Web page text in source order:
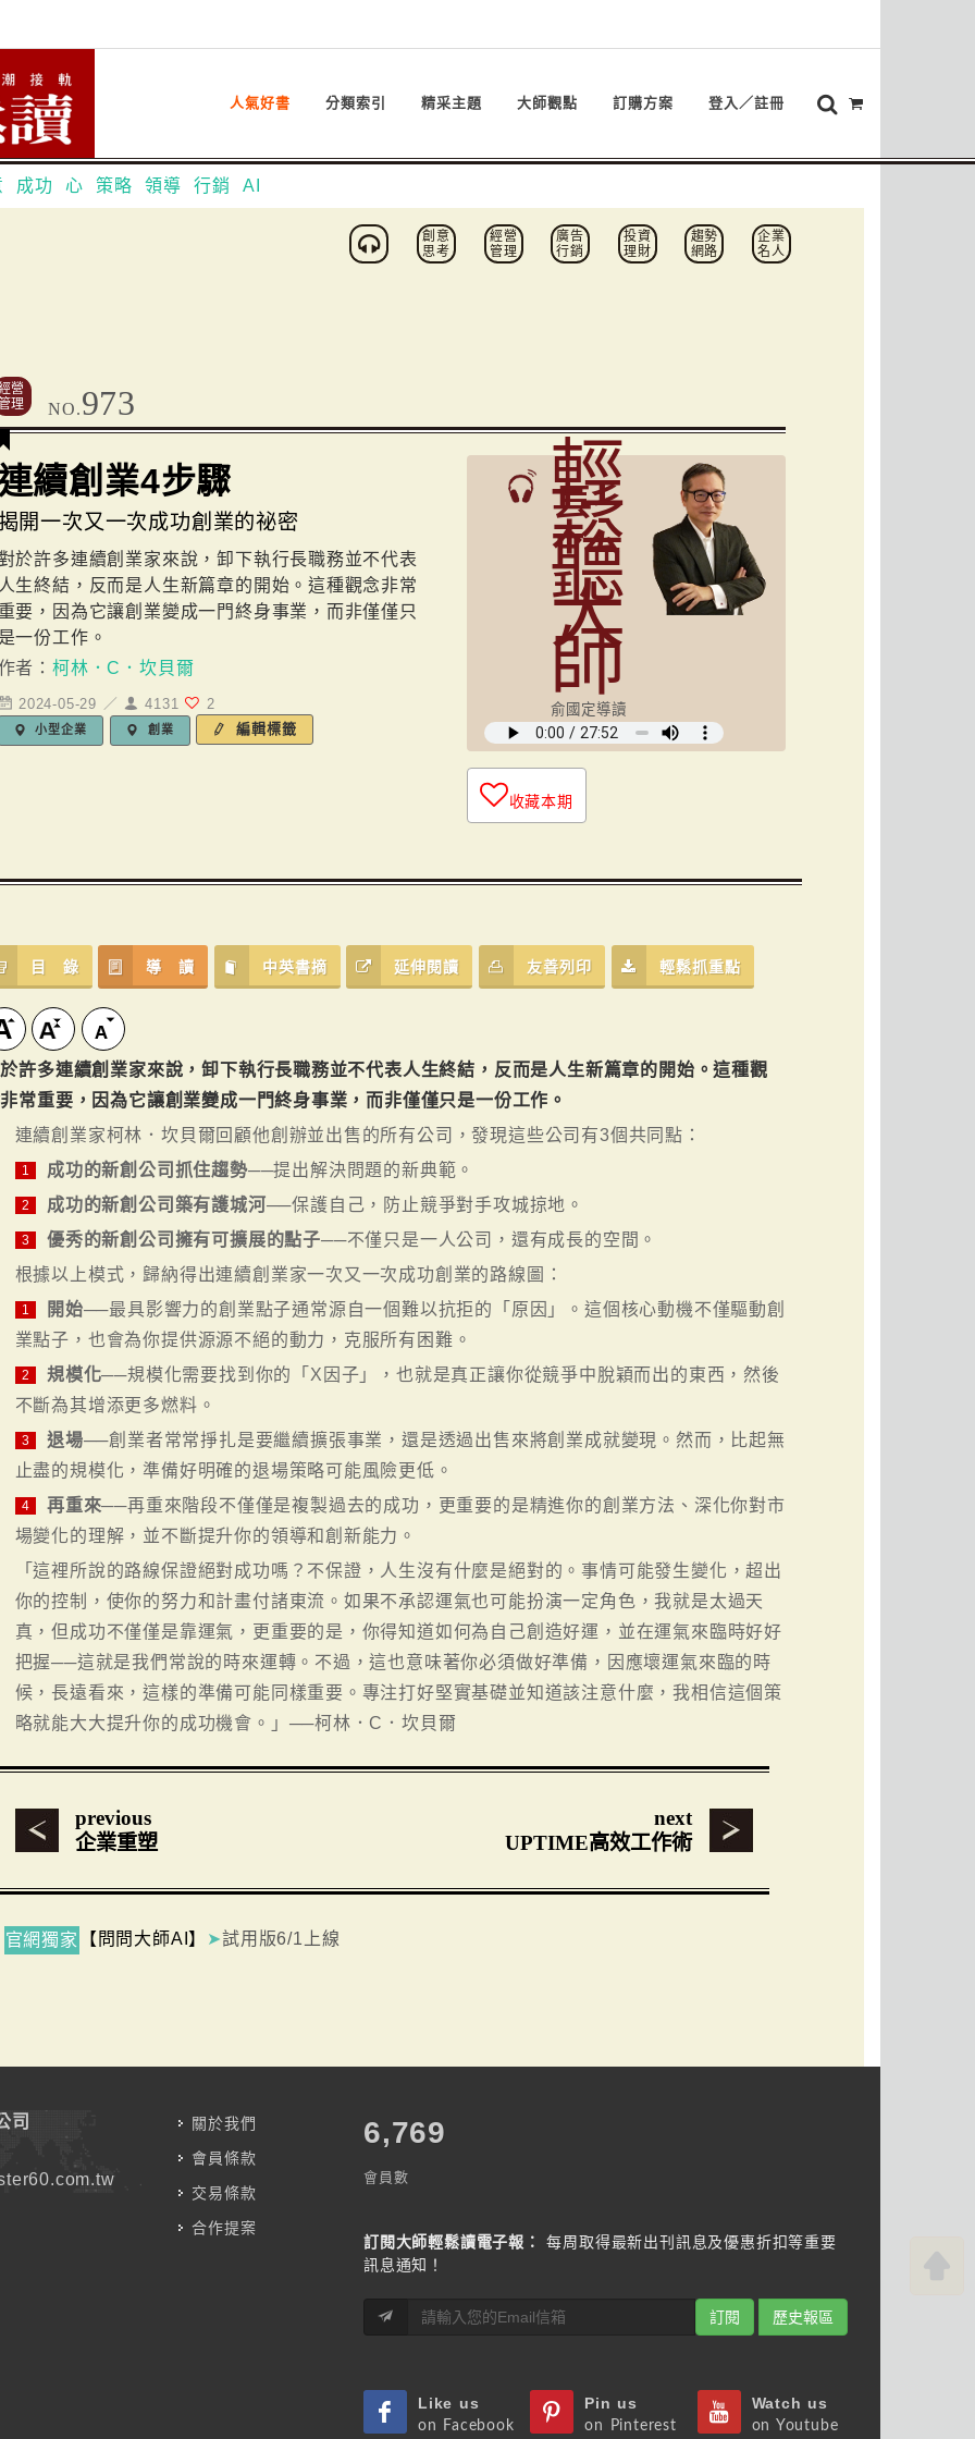
人氣好書 分類索引 精采主題 大師觀點 訂購方案 登入／註冊
成功 心 策略 領導 行銷 AI
創意
思考
經營
管理
廣告
行銷
投資
理財
趨勢
網路
企業
名人
營
理
NO.973
續創業4步驟
開一次又一次成功創業的祕密
於許多連續創業家來說，卸下執行長職務並不代表
生終結，反而是人生新篇章的開始。這種觀念非常
要，因為它讓創業變成一門終身事業，而非僅僅只
一份工作。
者： 柯林．C．坎貝爾
2024-05-29 ／ 4131 2
小型企業 創業 編輯標籤
輕
鬆
聽
大
師
俞國定導讀
收藏本期
目 錄 導 讀 中英書摘 延伸閱讀 友善列印 輕鬆抓重點
許多連續創業家來說，卸下執行長職務並不代表人生終結，反而是人生新篇章的開始。這種觀
常重要，因為它讓創業變成一門終身事業，而非僅僅只是一份工作。
連續創業家柯林．坎貝爾回顧他創辦並出售的所有公司，發現這些公司有3個共同點：
1 成功的新創公司抓住趨勢──提出解決問題的新典範。
2 成功的新創公司築有護城河──保護自己，防止競爭對手攻城掠地。
3 優秀的新創公司擁有可擴展的點子──不僅只是一人公司，還有成長的空間。
根據以上模式，歸納得出連續創業家一次又一次成功創業的路線圖：
1 開始──最具影響力的創業點子通常源自一個難以抗拒的「原因」。這個核心動機不僅驅動創
業點子，也會為你提供源源不絕的動力，克服所有困難。
2 規模化──規模化需要找到你的「X因子」，也就是真正讓你從競爭中脫穎而出的東西，然後
不斷為其增添更多燃料。
3 退場──創業者常常掙扎是要繼續擴張事業，還是透過出售來將創業成就變現。然而，比起無
止盡的規模化，準備好明確的退場策略可能風險更低。
4 再重來──再重來階段不僅僅是複製過去的成功，更重要的是精進你的創業方法、深化你對市
場變化的理解，並不斷提升你的領導和創新能力。
「這裡所說的路線保證絕對成功嗎？不保證，人生沒有什麼是絕對的。事情可能發生變化，超出
你的控制，使你的努力和計畫付諸東流。如果不承認運氣也可能扮演一定角色，我就是太過天
真，但成功不僅僅是靠運氣，更重要的是，你得知道如何為自己創造好運，並在運氣來臨時好好
把握──這就是我們常說的時來運轉。不過，這也意味著你必須做好準備，因應壞運氣來臨的時
候，長遠看來，這樣的準備可能同樣重要。專注打好堅實基礎並知道該注意什麼，我相信這個策
略就能大大提升你的成功機會。」──柯林．C．坎貝爾
previous
企業重塑
next
UPTIME高效工作術
官網獨家 【問問大師AI】 ➤試用版6/1上線
司
關於我們
會員條款
交易條款
合作提案
7,787
會員數
訂閱大師輕鬆讀電子報：
每周取得最新出刊訊息及優惠折扣等重要
訊息通知！
訂閱 歷史報區
Like us
on Facebook
Pin us
on Pinterest
Watch us
on Youtube